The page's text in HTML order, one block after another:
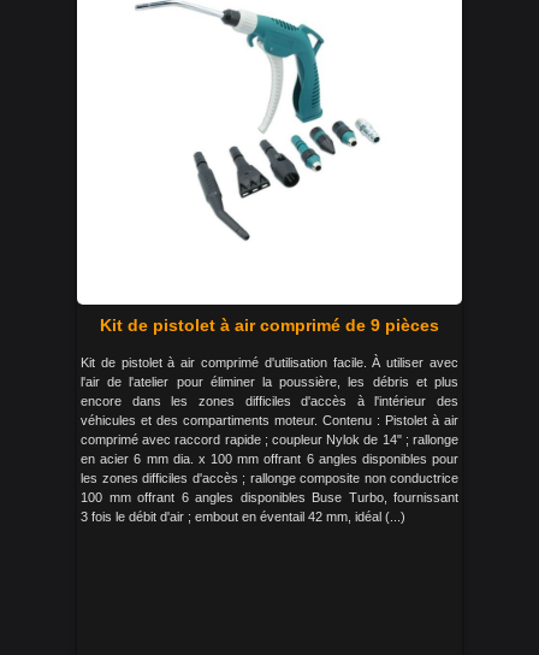
Kit de pistolet à air comprimé de 9 pièces
Kit de pistolet à air comprimé d'utilisation facile. À utiliser avec
l'air de l'atelier pour éliminer la poussière, les débris et plus
encore dans les zones difficiles d'accès à l'intérieur des
véhicules et des compartiments moteur. Contenu : Pistolet à air
comprimé avec raccord rapide ; coupleur Nylok de 14" ; rallonge
en acier 6 mm dia. x 100 mm offrant 6 angles disponibles pour
les zones difficiles d'accès ; rallonge composite non conductrice
100 mm offrant 6 angles disponibles Buse Turbo, fournissant
3 fois le débit d'air ; embout en éventail 42 mm, idéal (...)